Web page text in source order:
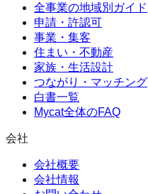
全事業の地域別ガイド
申請・許認可
事業・集客
住まい・不動産
家族・生活設計
つながり・マッチング
白書一覧
Mycat全体のFAQ
会社
会社概要
会社情報